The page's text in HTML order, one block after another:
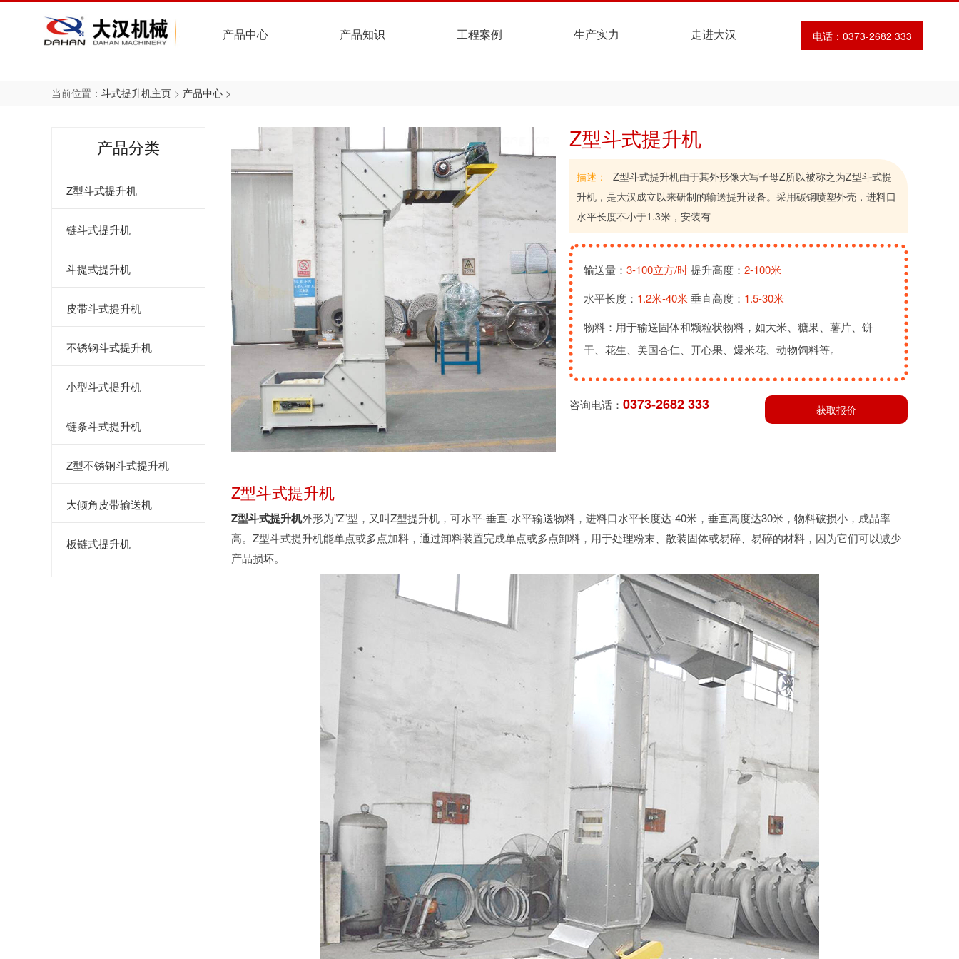
网站首页 产品中心
TH环链式斗式提升机
垂直斗式提升机
钢芯胶带斗式提升机
产品知识 工程案例 生产实力 走进大汉
企业资质
联系我们
电话：0373-2682 333
当前位置： 斗式提升机主页 > 产品中心 >
Z型斗式提升机
描述：
Z型斗式提升机由于其外形像大写子母Z所以被称之为Z型斗式提
升机，是大汉成立以来研制的输送提升设备。采用碳钢喷塑外壳，进料口
水平长度不小于1.3米，安装有
输送量： 3-100立方/时提升高度： 2-100米
水平长度： 1.2米-40米垂直高度： 1.5-30米
物料：用于输送固体和颗粒状物料，如大米、糖果、薯片、饼
干、花生、美国杏仁、开心果、爆米花、动物饲料等。
咨询电话： 0373-2682 333 获取报价
Z型斗式提升机
Z型斗式提升机外形为”Z”型，又叫Z型提升机，可水平-垂直-水平输送物料，进料口水平长度达-40米，垂直高度达30米，物料破损小，成品率
高。Z型斗式提升机能单点或多点加料，通过卸料装置完成单点或多点卸料，用于处理粉末、散装固体或易碎、易碎的材料，因为它们可以减少
产品损坏。
产品分类
Z型斗式提升机
链斗式提升机
斗提式提升机
皮带斗式提升机
不锈钢斗式提升机
小型斗式提升机
链条斗式提升机
Z型不锈钢斗式提升机
大倾角皮带输送机
板链式提升机